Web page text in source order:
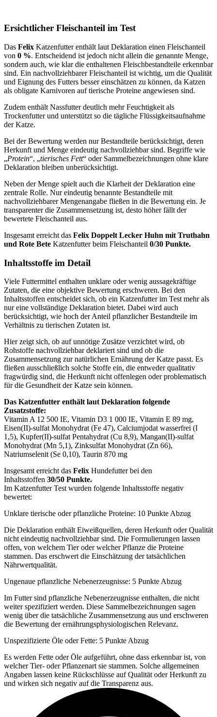
Ersichtlicher Fleischanteil im Test
Das Felix Katzenfutter enthält laut Deklaration einen Fleischanteil
von 0 %. Entscheidend ist jedoch nicht allein die genannte Menge,
sondern auch, wie klar die enthaltenen Fleischbestandteile erkennbar
sind. Ein nachvollziehbarer Fleischanteil ist wichtig, um die Qualität
und Eignung des Futters besser einschätzen zu können, da Katzen
als obligate Karnivoren auf tierische Proteine angewiesen sind.
Zudem enthält Nassfutter deutlich mehr Feuchtigkeit als
Trockenfutter und unterstützt so die tägliche Flüssigkeitsaufnahme
der Katze.
Bei der Bewertung werden nur Bestandteile berücksichtigt, deren
Herkunft und Menge eindeutig nachvollziehbar sind. Begriffe wie
„Protein“, „tierisches Fett“ oder Sammelbezeichnungen ohne klare
Deklaration bleiben unberücksichtigt.
Neben der Menge spielt auch die Klarheit der Deklaration eine
zentrale Rolle. Nur eindeutig benannte Bestandteile mit
nachvollziehbarer Mengenangabe fließen in die Bewertung ein. Je
transparenter die Zusammensetzung ist, desto höher fällt der
bewertete Fleischanteil aus.
Insgesamt erreicht das Felix Doppelt Lecker Huhn mit Truthahn
und Rote Bete Katzenfutterbeim Fleischanteil 0/30 Punkte.
Inhaltsstoffe im Detail
Viele Futtermittel enthalten unklare oder wenig aussagekräftige
Zutaten, die eine objektive Bewertung erschweren. Bei den
Inhaltsstoffen entscheidet sich, ob ein Katzenfutter im Test mehr als
nur eine vollständige Deklaration bietet. Dabei wird auch
berücksichtigt, wie hoch der Anteil pflanzlicher Bestandteile im
Verhältnis zu tierischen Zutaten ist.
Hier zeigt sich, ob auf unnötige Zusätze verzichtet wird, ob
Rohstoffe nachvollziehbar deklariert sind und ob die
Zusammensetzung zur natürlichen Ernährung der Katze passt. Es
fließen ausschließlich solche Stoffe ein, die entweder qualitativ
fragwürdig sind, die Herkunft nicht offenlegen oder problematisch
für die Gesundheit der Katze sein können.
Das Katzenfutter enthält laut Deklaration folgende
Zusatzstoffe:
Vitamin A 12 500 IE, Vitamin D3 1 000 IE, Vitamin E 89 mg,
Eisen(II)-sulfat Monohydrat (Fe 47), Calciumjodat wasserfrei (I
1,5), Kupfer(II)-sulfat Pentahydrat (Cu 8,9), Mangan(II)-sulfat
Monohydrat (Mn 5,1), Zinksulfat Monohydrat (Zn 66),
Natriumselenit (Se 0,10), Taurin 870 mg
Insgesamt erreicht das Felix Hundefutter bei den
Inhaltsstoffen 30/50 Punkte.
Im Katzenfutter Test wurden folgende Inhaltsstoffe negativ
bewertet:
Unklare tierische oder pflanzliche Proteine: 10 Punkte Abzug
Die Deklaration enthält Eiweißquellen, deren Herkunft oder Qualität
nicht eindeutig nachvollziehbar sind. Die Formulierungen lassen
offen, von welchem Tier oder welcher Pflanze die Proteine
stammen. Das erschwert die Einschätzung der tatsächlichen
Nährwertqualität.
Ungenaue pflanzliche Nebenerzeugnisse: 5 Punkte Abzug
Im Futter sind pflanzliche Nebenerzeugnisse enthalten, die nicht
weiter spezifiziert werden. Diese Sammelbezeichnungen sagen
wenig über die tatsächliche Zusammensetzung aus und erschweren
die Bewertung der ernährungsphysiologischen Relevanz.
Unspezifizierte Öle oder Fette: 5 Punkte Abzug
Es werden Fette oder Öle aufgeführt, ohne dass erkennbar ist, von
welcher Tier- oder Pflanzenart sie stammen. Solche allgemeinen
Angaben lassen keine Rückschlüsse auf Qualität oder Herkunft zu
und wirken sich negativ auf die Transparenz aus.